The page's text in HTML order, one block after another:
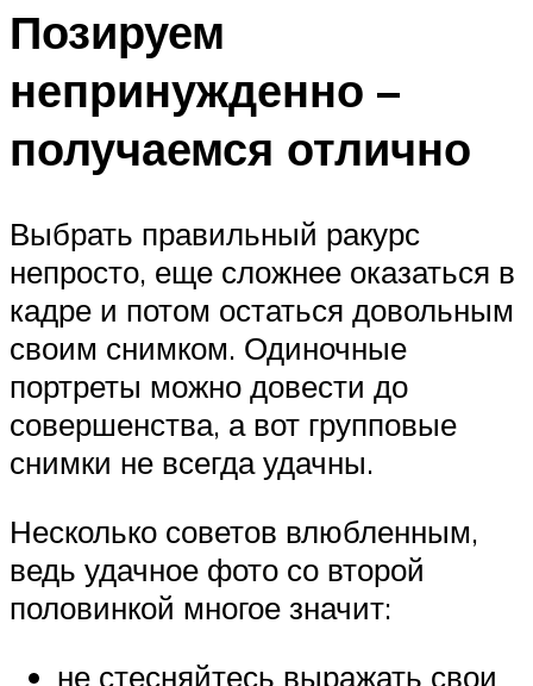
Позируем
непринужденно –
получаемся отлично
Выбрать правильный ракурс
непросто, еще сложнее оказаться в
кадре и потом остаться довольным
своим снимком. Одиночные
портреты можно довести до
совершенства, а вот групповые
снимки не всегда удачны.
Несколько советов влюбленным,
ведь удачное фото со второй
половинкой многое значит:
не стесняйтесь выражать свои